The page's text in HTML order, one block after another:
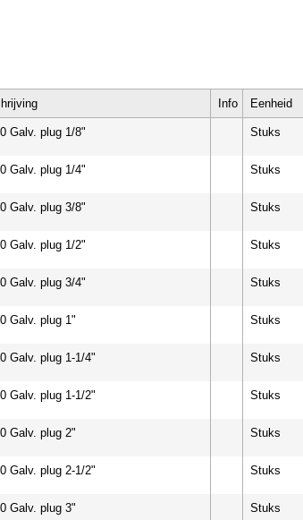
Info Eenheid
Galv. plug 1/8" Stuks
Galv. plug 1/4" Stuks
Galv. plug 3/8" Stuks
Galv. plug 1/2" Stuks
Galv. plug 3/4" Stuks
Galv. plug 1" Stuks
Galv. plug 1-1/4" Stuks
Galv. plug 1-1/2" Stuks
Galv. plug 2" Stuks
Galv. plug 2-1/2" Stuks
Galv. plug 3" Stuks